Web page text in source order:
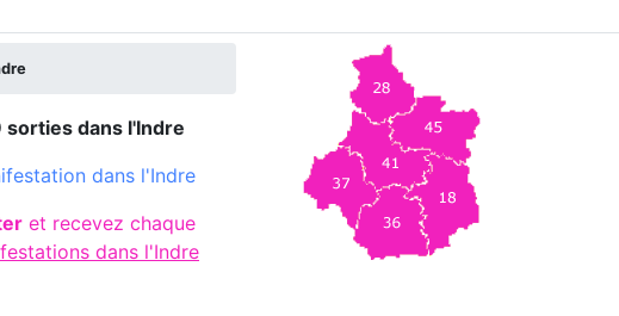
sorties dans l'Indre
dans l'Indre
et recevez chaque
dans l'Indre